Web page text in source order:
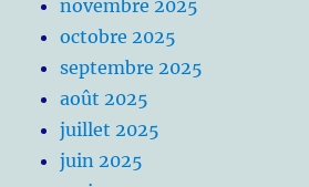
novembre 2025
octobre 2025
septembre 2025
août 2025
juillet 2025
juin 2025